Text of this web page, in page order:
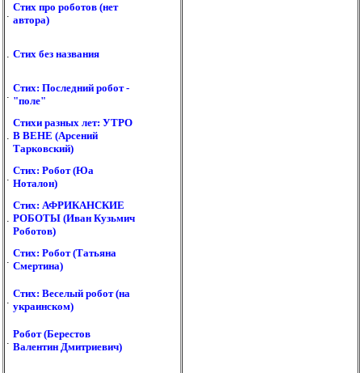
.
Стих про роботов (нет
автора)
. Стих без названия
.
Стих: Последний робот -
"поле"
.
Стихи разных лет: УТРО
В ВЕНЕ (Арсений
Тарковский)
.
Стих: Робот (Юа
Ноталон)
.
Стих: АФРИКАНСКИЕ
РОБОТЫ (Иван Кузьмич
Роботов)
.
Стих: Робот (Татьяна
Смертина)
.
Стих: Веселый робот (на
украинском)
.
Робот (Берестов
Валентин Дмитриевич)